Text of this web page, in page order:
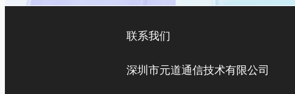
联系我们
深圳市元道通信技术有限公司